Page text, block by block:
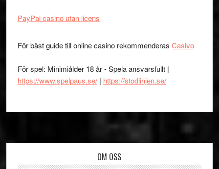
PayPal casino utan licens
För bäst guide till online casino rekommenderas Casivo
För spel: Minimiålder 18 år - Spela ansvarsfullt |
https://www.spelpaus.se/| https://stodlinjen.se/
OM OSS